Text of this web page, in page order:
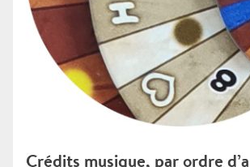
Crédits musique, par ordre